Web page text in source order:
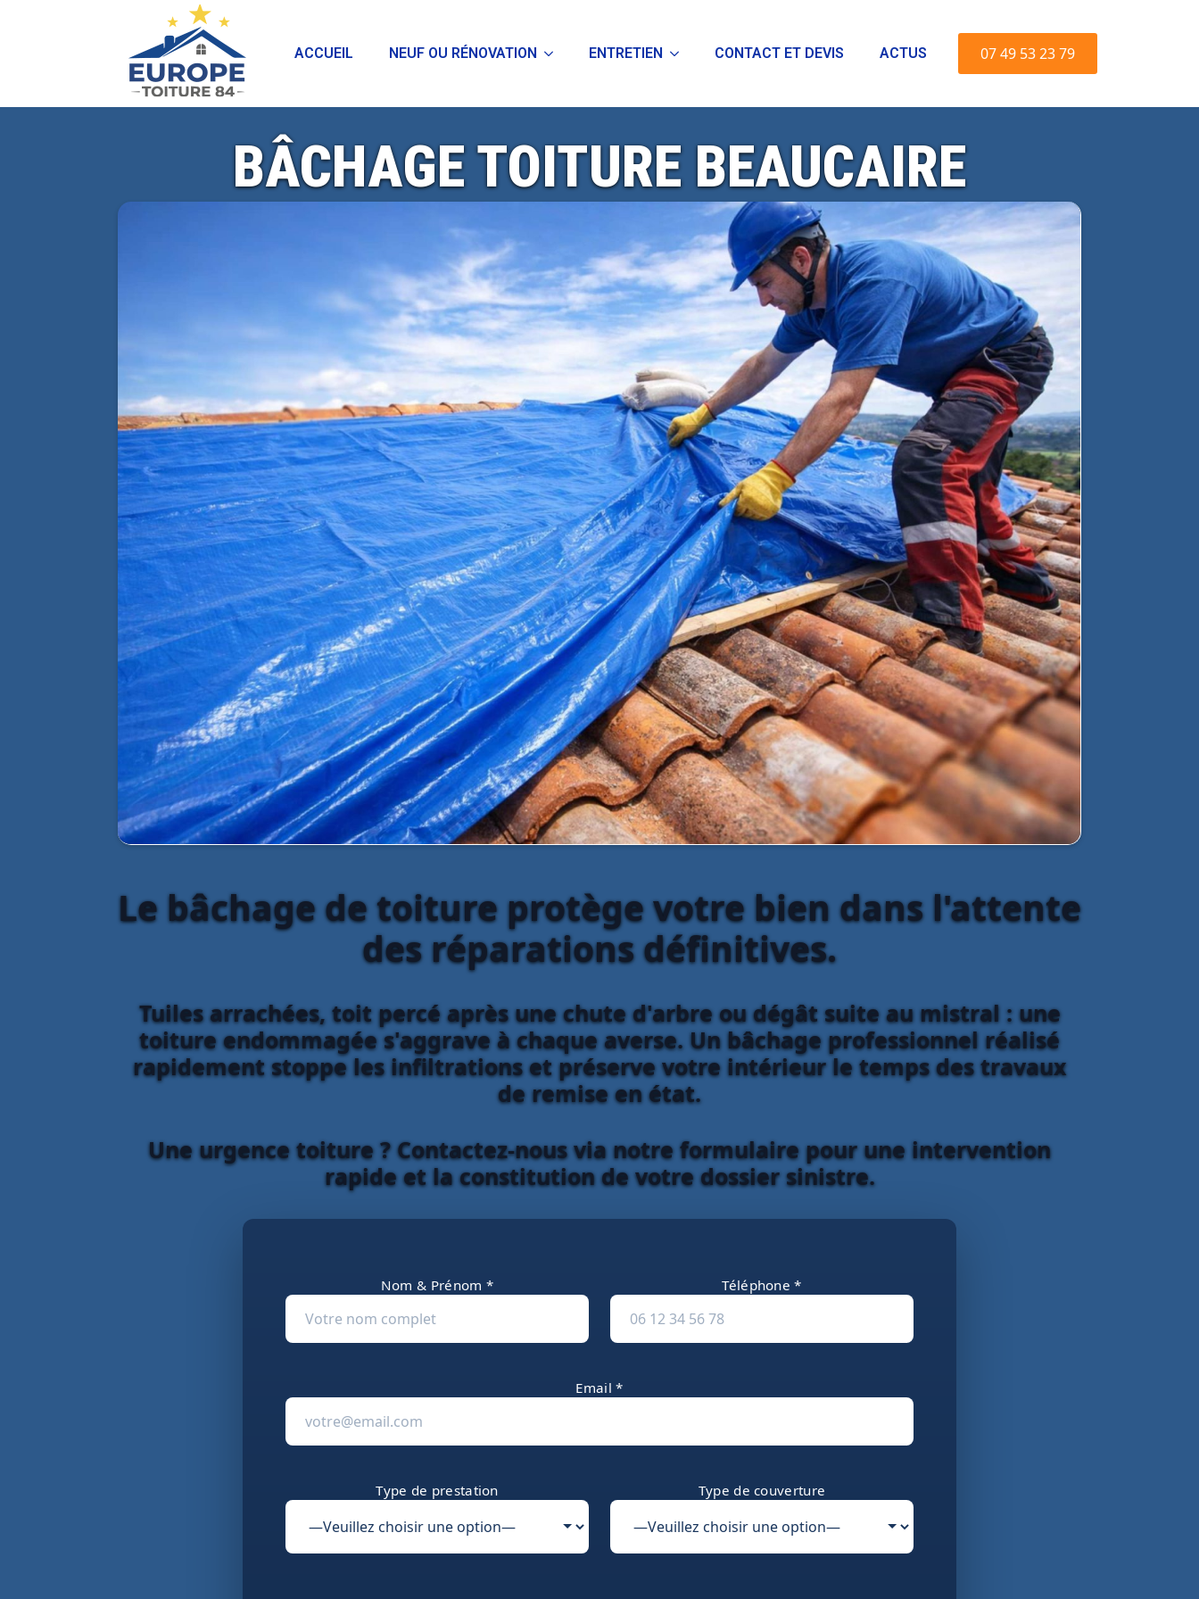
ACCUEIL NEUF OU RÉNOVATION ENTRETIEN CONTACT ET DEVIS ACTUS 07 49 53 23 79
BÂCHAGE TOITURE BEAUCAIRE
Le bâchage de toiture protège votre bien dans l'attente
des réparations définitives.
Tuiles arrachées, toit percé après une chute d'arbre ou dégât suite au mistral : une
toiture endommagée s'aggrave à chaque averse. Un bâchage professionnel réalisé
rapidement stoppe les infiltrations et préserve votre intérieur le temps des travaux
de remise en état.
Une urgence toiture ? Contactez-nous via notre formulaire pour une intervention
rapide et la constitution de votre dossier sinistre.
Nom & Prénom * Téléphone *
Email *
Type de prestation Type de couverture